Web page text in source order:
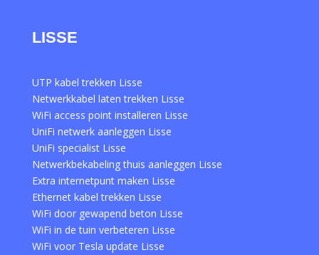
LISSE
UTP kabel trekken Lisse
Netwerkkabel laten trekken Lisse
WiFi access point installeren Lisse
UniFi netwerk aanleggen Lisse
UniFi specialist Lisse
Netwerkbekabeling thuis aanleggen Lisse
Extra internetpunt maken Lisse
Ethernet kabel trekken Lisse
WiFi door gewapend beton Lisse
WiFi in de tuin verbeteren Lisse
WiFi voor Tesla update Lisse